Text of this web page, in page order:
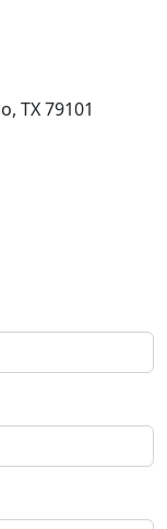
TX 79101